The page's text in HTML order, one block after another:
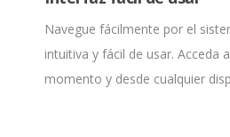
Navegue fácilmente por el
intuitiva y fácil de usar. Acceda
momento y desde cualquier